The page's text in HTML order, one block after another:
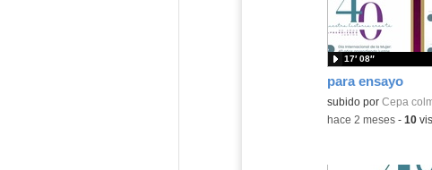
para ensayo
subido por Cepa
17′ 08″
-hace 2 meses- 10